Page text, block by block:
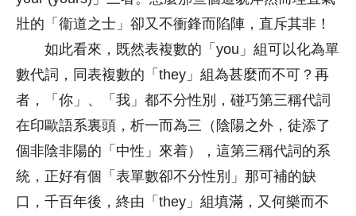
壯的「衞道之士」卻又不衝鋒而陷陣，直斥其非！
如此看來，既然表複數的「you」組可以化為單
數代詞，同表複數的「they」組為甚麼而不可？再
者，「你」、「我」都不分性別，碰巧第三稱代詞
在印歐語系裏頭，析一而為三（陰陽之外，徒添了
個非陰非陽的「中性」來着），這第三稱代詞的系
統，正好有個「表單數卻不分性別」那可補的缺
口，千百年後，終由「they」組填滿，又何樂而不